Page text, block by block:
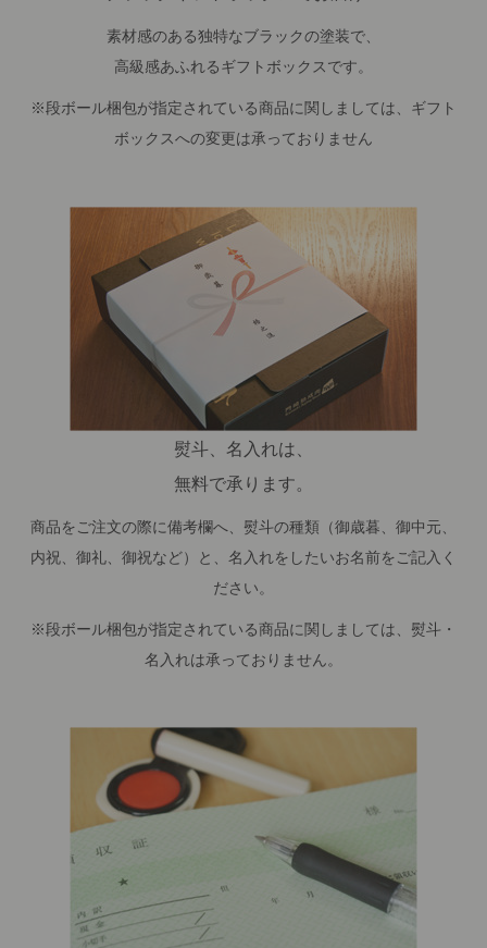
素材感のある独特なブラックの塗装で、
高級感あふれるギフトボックスです。
※段ボール梱包が指定されている商品に関しましては、ギフト
ボックスへの変更は承っておりません
熨斗、名入れは、
無料で承ります。
商品をご注文の際に備考欄へ、熨斗の種類（御歳暮、御中元、
内祝、御礼、御祝など）と、名入れをしたいお名前をご記入く
ださい。
※段ボール梱包が指定されている商品に関しましては、熨斗・
名入れは承っておりません。